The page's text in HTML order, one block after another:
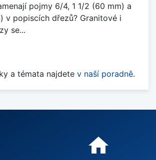
pojmy 6/4, 1 1/2 (60 mm) a
v popiscích dřezů? Granitové i
se...
a témata najdete v naší poradně.
u nás? home